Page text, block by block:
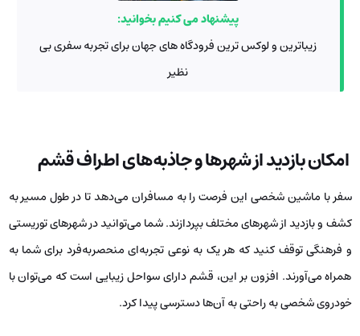
پیشنهاد می کنیم بخوانید:
زیباترین و لوکس ترین فرودگاه های جهان برای تجربه سفری بی
نظیر
امکان بازدید از شهرها و جاذبه‌های اطراف قشم
سفر با ماشین شخصی‌ این فرصت را به مسافران می‌دهد تا در طول مسیر به
کشف و بازدید از شهرهای مختلف بپردازند. شما می‌توانید در شهرهای توریستی
و فرهنگی توقف کنید که هر یک به نوعی تجربه‌ای منحصربه‌فرد برای شما به
‌همراه می‌آورند. افزون بر این، قشم دارای سواحل زیبایی است که می‌توان با
خودروی شخصی به راحتی به آن‌ها دسترسی پیدا کرد.